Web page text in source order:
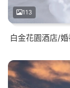
113
白金花園酒店/